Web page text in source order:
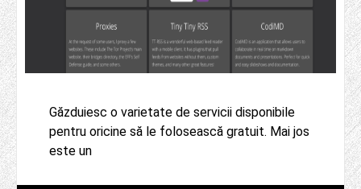
Găzduiesc o varietate de servicii disponibile
pentru oricine să le folosească gratuit. Mai jos
este un